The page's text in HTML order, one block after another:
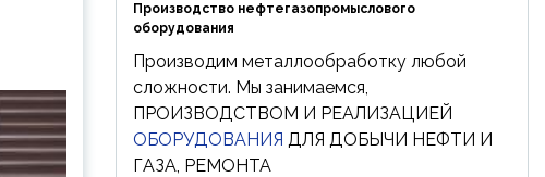
Производство нефтегазопромыслового
оборудования
Производим металлообработку любой
сложности. Мы занимаемся,
ПРОИЗВОДСТВОМ И РЕАЛИЗАЦИЕЙ
ОБОРУДОВАНИЯ ДЛЯ ДОБЫЧИ НЕФТИ И
ГАЗА, РЕМОНТА